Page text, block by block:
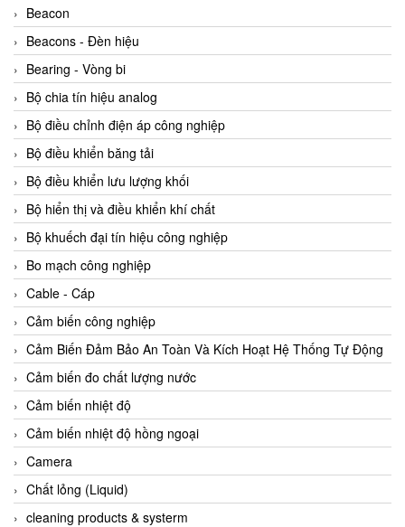
ACOEM Vietnam
ADCA Vietnam
ADFweb Vietnam
Adler Vietnam
Ados Vietnam
Advanced Energy Vietnam
Advantech Vietnam
Agate Vietnam
AGR International Vietnam
Aichi Tokei Denki Vietnam
Aii Vietnam
AIKOH
AINUO Vietnam
AIR MAJOR
Aira Euro Automation
Airtac Vietnam
Airtec Vietnam
AI-Tek Vietnam
Akerstroms Viet Nam
Beacon
Beacons - Đèn hiệu
Bearing - Vòng bi
Bộ chia tín hiệu analog
Bộ điều chỉnh điện áp công nghiệp
Bộ điều khiển băng tải
Bộ điều khiển lưu lượng khối
Bộ hiển thị và điều khiển khí chất
Bộ khuếch đại tín hiệu công nghiệp
Bo mạch công nghiệp
Cable - Cáp
Cảm biến công nghiệp
Cảm Biến Đảm Bảo An Toàn Và Kích Hoạt Hệ Thống Tự Động
Cảm biến đo chất lượng nước
Cảm biến nhiệt độ
Cảm biến nhiệt độ hồng ngoại
Camera
Chất lỏng (Liquid)
cleaning products & systerm